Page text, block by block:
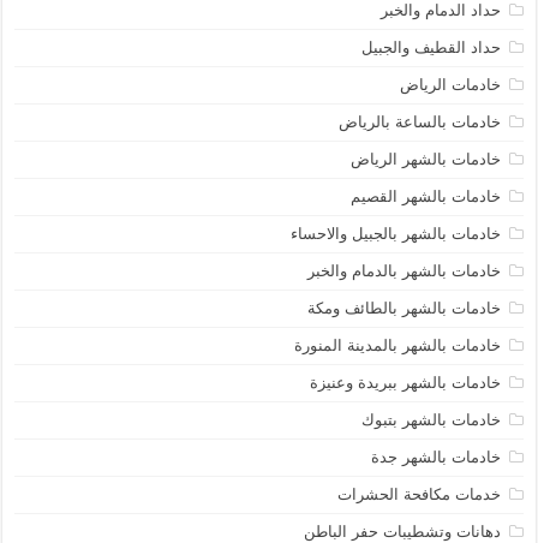
حداد الدمام والخبر
حداد القطيف والجبيل
خادمات الرياض
خادمات بالساعة بالرياض
خادمات بالشهر الرياض
خادمات بالشهر القصيم
خادمات بالشهر بالجبيل والاحساء
خادمات بالشهر بالدمام والخبر
خادمات بالشهر بالطائف ومكة
خادمات بالشهر بالمدينة المنورة
خادمات بالشهر ببريدة وعنيزة
خادمات بالشهر بتبوك
خادمات بالشهر جدة
خدمات مكافحة الحشرات
دهانات وتشطيبات حفر الباطن